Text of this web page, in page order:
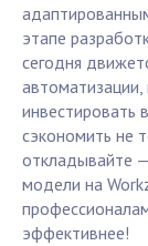
этапе
сегодня
инвестировать
сэкономить не
откладывайте
модели на
эффективнее!